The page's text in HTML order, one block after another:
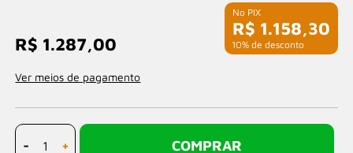
R$ 1.158,30
com 10% de desconto
R$ 1.287,00
Ver meios de pagamento
- + COMPRAR